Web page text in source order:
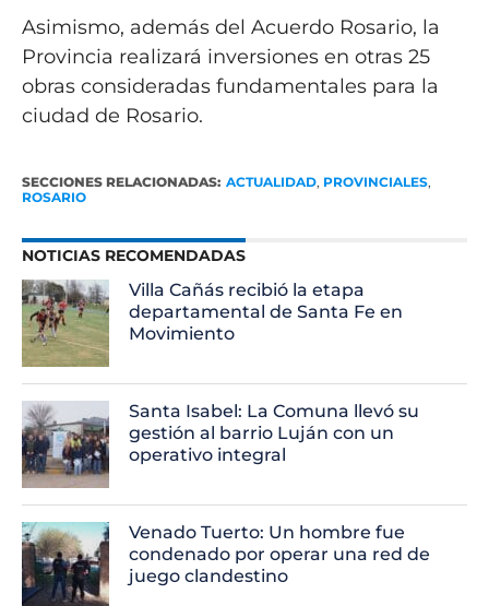
Asimismo, además del Acuerdo Rosario, la
Provincia realizará inversiones en otras 25
obras consideradas fundamentales para la
ciudad de Rosario.
SECCIONES RELACIONADAS: ACTUALIDAD, PROVINCIALES,
ROSARIO
NOTICIAS RECOMENDADAS
Villa Cañás recibió la etapa
departamental de Santa Fe en
Movimiento
Santa Isabel: La Comuna llevó su
gestión al barrio Luján con un
operativo integral
Venado Tuerto: Un hombre fue
condenado por operar una red de
juego clandestino